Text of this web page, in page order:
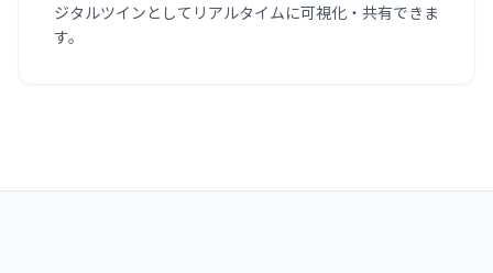
ジタルツインとしてリアルタイムに可視化・共有できま
す。